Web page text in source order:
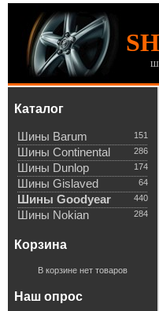
Каталог
151
Шины Barum
286
Шины Continental
174
Шины Dunlop
64
Шины Gislaved
440
Шины Goodyear
284
Шины Nokian
Корзина
В корзине нет товаров
Наш опрос